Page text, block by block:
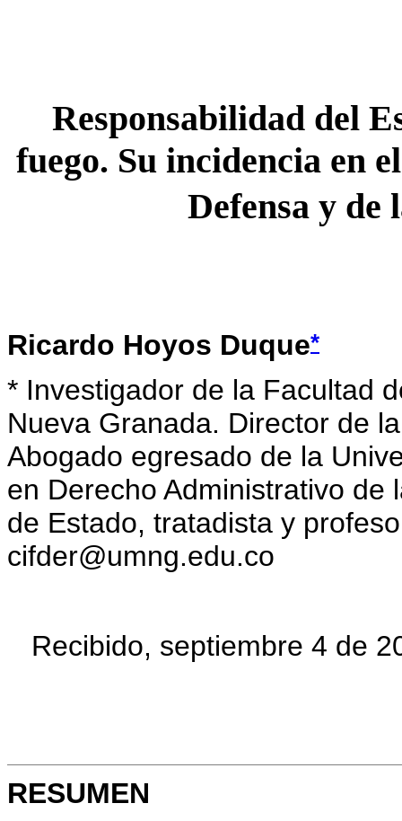
Responsabilidad del
fuego. Su incidencia en
Defensa y de
Ricardo Hoyos Duque*
* Investigador de la Facultad
Nueva Granada. Director de
Abogado egresado de la
en Derecho Administrativo de
de Estado, tratadista y
cifder@umng.edu.co
Recibido, septiembre 4 de
RESUMEN